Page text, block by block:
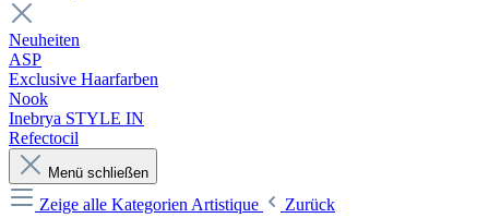
Neuheiten
ASP
Exclusive Haarfarben
Nook
Inebrya STYLE IN
Refectocil
Menü schließen
Zeige alle Kategorien Artistique
Zurück